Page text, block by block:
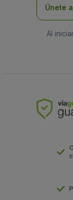
Únete
Al